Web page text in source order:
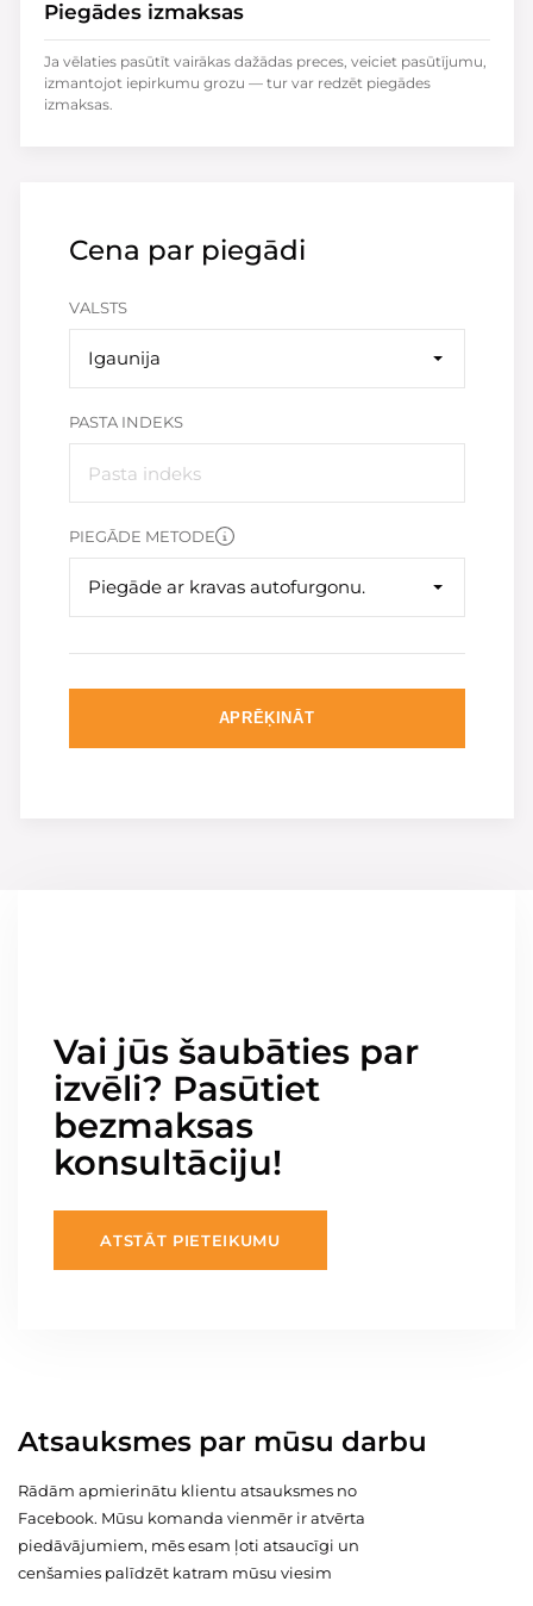
Cena par piegādi
VALSTS
Igaunija
PASTA INDEKS
PIEGĀDE METODE
Piegāde ar kravas autofurgonu.
APRĒĶINĀT
Piegādes izmaksas
Ja vēlaties pasūtīt vairākas dažādas preces, veiciet pasūtījumu,
izmantojot iepirkumu grozu — tur var redzēt piegādes
izmaksas.
Vai jūs šaubāties par
izvēli? Pasūtiet
bezmaksas
konsultāciju!
ATSTĀT PIETEIKUMU
Atsauksmes par mūsu darbu
Rādām apmierinātu klientu atsauksmes no
Facebook. Mūsu komanda vienmēr ir atvērta
piedāvājumiem, mēs esam ļoti atsaucīgi un
cenšamies palīdzēt katram mūsu viesim